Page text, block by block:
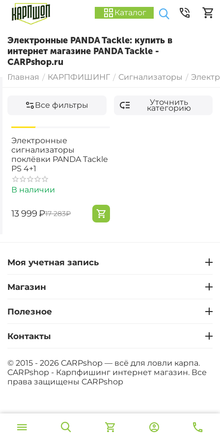
Каталог
Электронные PANDA Tackle: купить в
интернет магазине PANDA Tackle -
CARPshop.ru
Главная / КАРПФИШИНГ / Сигнализаторы /
Все фильтры Уточнить
категорию
Электронные
сигнализаторы
поклёвки PANDA Tackle
PS 4+1
В наличии
‍13 999‍₽‍17 283‍₽
Моя учетная запись
Магазин
Полезное
Контакты
© 2015 - 2026 CARPshop — всё для ловли карпа.
CARPshop - Карпфишинг интернет магазин. Все
права защищены CARPshop